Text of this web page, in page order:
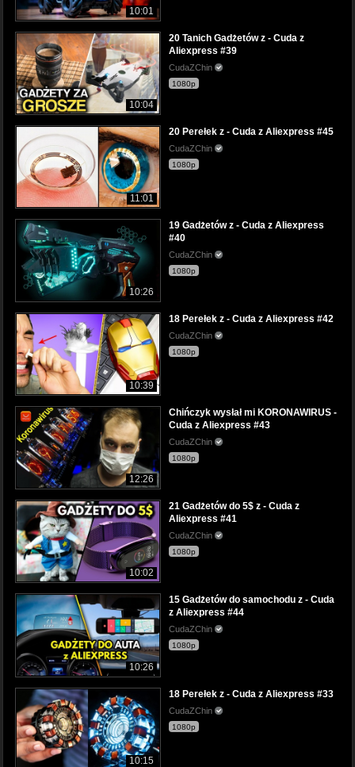
10:01
10:04
20 Tanich Gadżetów z - Cuda z
Aliexpress #39
CudaZChin
1080p
11:01
20 Perełek z - Cuda z Aliexpress #45
CudaZChin
1080p
10:26
19 Gadżetów z - Cuda z Aliexpress
#40
CudaZChin
1080p
10:39
18 Perełek z - Cuda z Aliexpress #42
CudaZChin
1080p
12:26
Chińczyk wysłał mi KORONAWIRUS -
Cuda z Aliexpress #43
CudaZChin
1080p
10:02
21 Gadżetów do 5$ z - Cuda z
Aliexpress #41
CudaZChin
1080p
10:26
15 Gadżetów do samochodu z - Cuda
z Aliexpress #44
CudaZChin
1080p
10:15
18 Perełek z - Cuda z Aliexpress #33
CudaZChin
1080p